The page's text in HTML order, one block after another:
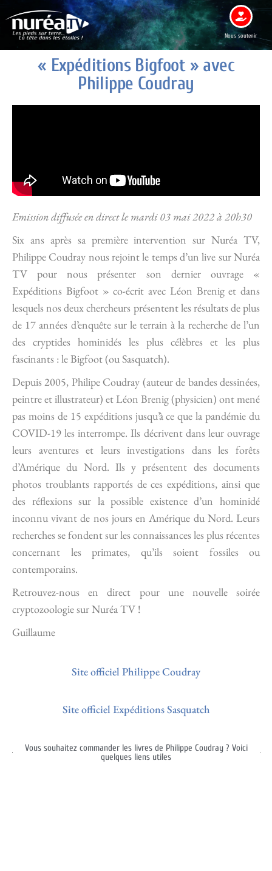
Nous soutenir
« Expéditions Bigfoot » avec
Philippe Coudray
Emission diffusée en direct le mardi 03 mai 2022 à 20h30
Six ans après sa première intervention sur Nuréa TV,
Philippe Coudray nous rejoint le temps d’un live sur Nuréa
TV pour nous présenter son dernier ouvrage «
Expéditions Bigfoot » co-écrit avec Léon Brenig et dans
lesquels nos deux chercheurs présentent les résultats de plus
de 17 années d’enquête sur le terrain à la recherche de l’un
des cryptides hominidés les plus célèbres et les plus
fascinants : le Bigfoot (ou Sasquatch).
Depuis 2005, Philipe Coudray (auteur de bandes dessinées,
peintre et illustrateur) et Léon Brenig (physicien) ont mené
pas moins de 15 expéditions jusqu’à ce que la pandémie du
COVID-19 les interrompe. Ils décrivent dans leur ouvrage
leurs aventures et leurs investigations dans les forêts
d’Amérique du Nord. Ils y présentent des documents
photos troublants rapportés de ces expéditions, ainsi que
des réflexions sur la possible existence d’un hominidé
inconnu vivant de nos jours en Amérique du Nord. Leurs
recherches se fondent sur les connaissances les plus récentes
concernant les primates, qu’ils soient fossiles ou
contemporains.
Retrouvez-nous en direct pour une nouvelle soirée
cryptozoologie sur Nuréa TV !
Guillaume
Site officiel Philippe Coudray
Site officiel Expéditions Sasquatch
Vous souhaitez commander les livres de Philippe Coudray ? Voici
quelques liens utiles